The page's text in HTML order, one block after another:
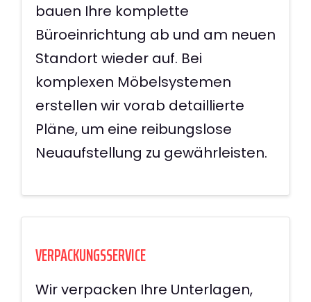
bauen Ihre komplette
Büroeinrichtung ab und am neuen
Standort wieder auf. Bei
komplexen Möbelsystemen
erstellen wir vorab detaillierte
Pläne, um eine reibungslose
Neuaufstellung zu gewährleisten.
VERPACKUNGSSERVICE
Wir verpacken Ihre Unterlagen,